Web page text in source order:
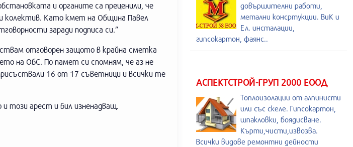
и органите са преценили, че
колектив. Като кмет на Община Павел
заради подписа си.”
отговорен защото в крайна сметка
на ОбС. По памет си спомням, че аз не
16 от 17 съветници и всички те
този арест и бил изненадващ.
довършителни работи,
метални консртукции. ВиК и
Ел. инсталации,
гипсокартон, фаянс..
АСПЕКТСТРОЙ-ГРУП 2000 ЕООД
Топлоизолации от алпинисти
или със скеле. Гипсокартон,
шпакловки, боядисване.
Кърти,чисти,извозва.
Всички видове ремонтни дейности